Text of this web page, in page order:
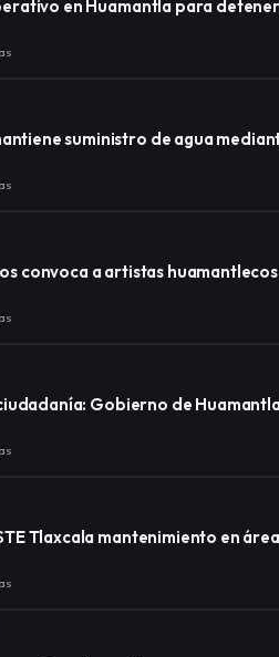
en Huamantla para
suministro de agua
convoca a artistas
Gobierno de
Tlaxcala mantenimiento en